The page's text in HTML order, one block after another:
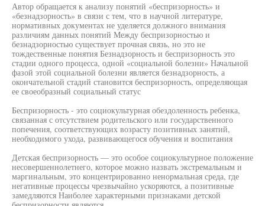
Автор обращается к анализу понятий «беспризорность» и
«безнадзорность» в связи с тем, что в научной литературе,
нормативных документах не уделяется должного внимания
различиям данных понятий Между беспризорностью и
безнадзорностью существует прочная связь, но это не
тождественные понятия Безнадзорность и беспризорность это
стадии одного процесса, одной «социальной болезни» Начальной
фазой этой социальной болезни является безнадзорность, а
окончательной стадий становится беспризорность, определяющая
ее своеобразный социальный статус
Беспризорность - это социокультурная обездоленность ребенка,
связанная с отсутствием родительского или государственного
попечения, соответствующих возрасту позитивных занятий,
необходимого ухода, развивающегося обучения и воспитания
Детская беспризорность — это особое социокультурное положение
несовершеннолетнего, которое можно назвать экстремальным и
маргинальным, это концентрированно ненормальная среда, где
негативные процессы чрезвычайно ускоряются, а позитивные
замедляются Наиболее характерными признаками детской